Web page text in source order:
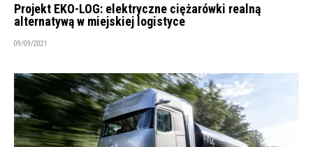
Projekt EKO-LOG: elektryczne ciężarówki realną
alternatywą w miejskiej logistyce
09/09/2021